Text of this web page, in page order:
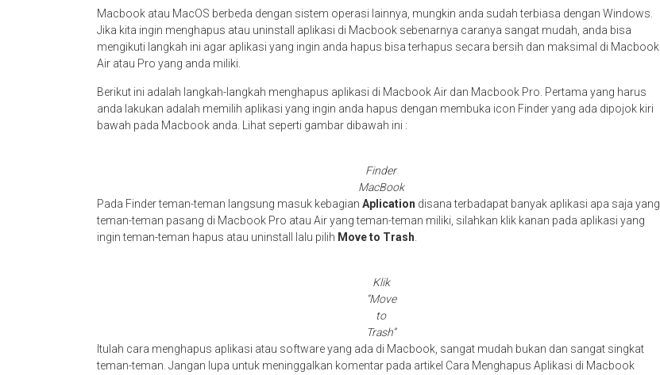
Macbook atau MacOS berbeda dengan sistem operasi lainnya, mungkin anda sudah terbiasa dengan Windows.
Jika kita ingin menghapus atau uninstall aplikasi di Macbook sebenarnya caranya sangat mudah, anda bisa
mengikuti langkah ini agar aplikasi yang ingin anda hapus bisa terhapus secara bersih dan maksimal di Macbook
Air atau Pro yang anda miliki.
Berikut ini adalah langkah-langkah menghapus aplikasi di Macbook Air dan Macbook Pro. Pertama yang harus
anda lakukan adalah memilih aplikasi yang ingin anda hapus dengan membuka icon Finder yang ada dipojok kiri
bawah pada Macbook anda. Lihat seperti gambar dibawah ini :
Finder
MacBook
Pada Finder teman-teman langsung masuk kebagian Aplication disana terbadapat banyak aplikasi apa saja yang
teman-teman pasang di Macbook Pro atau Air yang teman-teman miliki, silahkan klik kanan pada aplikasi yang
ingin teman-teman hapus atau uninstall lalu pilih Move to Trash
Klik
“Move
to
Trash”
Itulah cara menghapus aplikasi atau software yang ada di Macbook, sangat mudah bukan dan sangat singkat
teman-teman. Jangan lupa untuk meninggalkan komentar pada artikel Cara Menghapus Aplikasi di Macbook